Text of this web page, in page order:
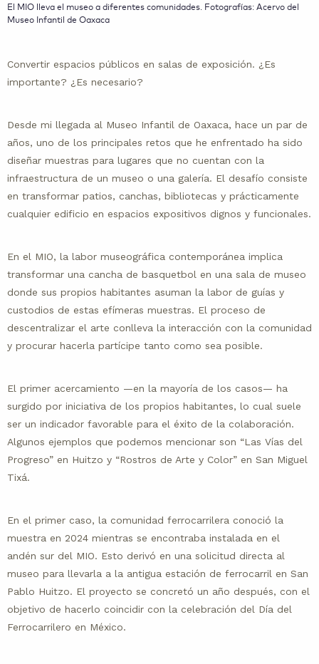
El MIO lleva el museo a diferentes comunidades. Fotografías: Acervo del
Museo Infantil de Oaxaca
Convertir espacios públicos en salas de exposición. ¿Es
importante? ¿Es necesario?
Desde mi llegada al Museo Infantil de Oaxaca, hace un par de
años, uno de los principales retos que he enfrentado ha sido
diseñar muestras para lugares que no cuentan con la
infraestructura de un museo o una galería. El desafío consiste
en transformar patios, canchas, bibliotecas y prácticamente
cualquier edificio en espacios expositivos dignos y funcionales.
En el MIO, la labor museográfica contemporánea implica
transformar una cancha de basquetbol en una sala de museo
donde sus propios habitantes asuman la labor de guías y
custodios de estas efímeras muestras. El proceso de
descentralizar el arte conlleva la interacción con la comunidad
y procurar hacerla partícipe tanto como sea posible.
El primer acercamiento —en la mayoría de los casos— ha
surgido por iniciativa de los propios habitantes, lo cual suele
ser un indicador favorable para el éxito de la colaboración.
Algunos ejemplos que podemos mencionar son “Las Vías del
Progreso” en Huitzo y “Rostros de Arte y Color” en San Miguel
Tixá.
En el primer caso, la comunidad ferrocarrilera conoció la
muestra en 2024 mientras se encontraba instalada en el
andén sur del MIO. Esto derivó en una solicitud directa al
museo para llevarla a la antigua estación de ferrocarril en San
Pablo Huitzo. El proyecto se concretó un año después, con el
objetivo de hacerlo coincidir con la celebración del Día del
Ferrocarrilero en México.